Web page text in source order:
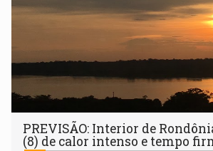
PREVISÃO: Interior de
(8) de calor intenso e tempo